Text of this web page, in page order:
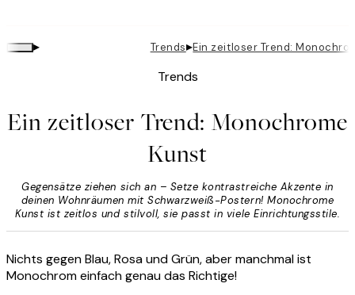
▸ Trends▸Ein zeitloser Trend:
Trends
Ein zeitloser Trend: Monochrome
Kunst
Gegensätze ziehen sich an – Setze kontrastreiche Akzente in
deinen Wohnräumen mit Schwarzweiß-Postern! Monochrome
Kunst ist zeitlos und stilvoll, sie passt in viele Einrichtungsstile.
Nichts gegen Blau, Rosa und Grün, aber manchmal ist
Monochrom einfach genau das Richtige!